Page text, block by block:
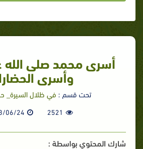
أسرى محمد صلى الله
وأسرى
تحت قسم : في ظلال السيرة_
2521
06/24
شارك المحتوي بواسطة :